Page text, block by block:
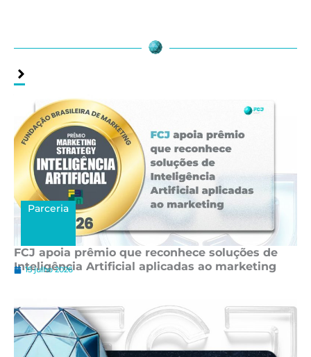
Parceria
FCJ apoia prêmio que reconhece soluções de
Inteligência Artificial aplicadas ao marketing
15 julho 2026